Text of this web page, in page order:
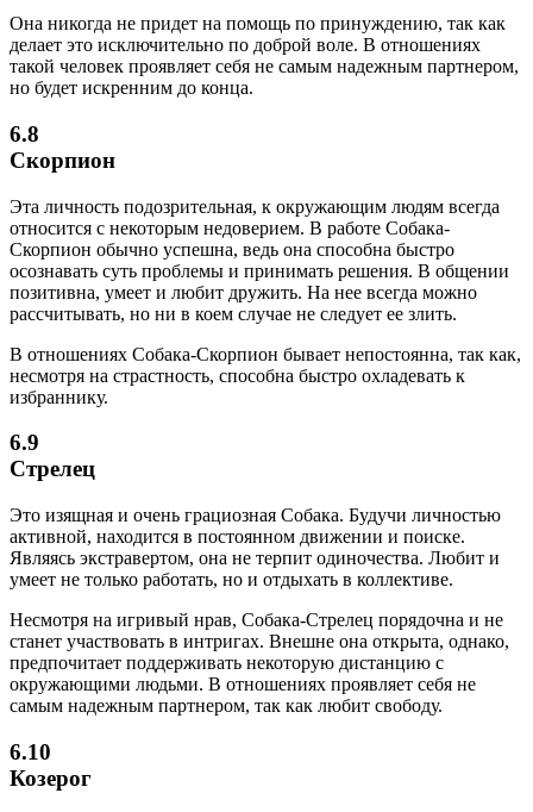
Она никогда не придет на помощь по принуждению, так как
делает это исключительно по доброй воле. В отношениях
такой человек проявляет себя не самым надежным партнером,
но будет искренним до конца.
6.8
Скорпион
Эта личность подозрительная, к окружающим людям всегда
относится с некоторым недоверием. В работе Собака-
Скорпион обычно успешна, ведь она способна быстро
осознавать суть проблемы и принимать решения. В общении
позитивна, умеет и любит дружить. На нее всегда можно
рассчитывать, но ни в коем случае не следует ее злить.
В отношениях Собака-Скорпион бывает непостоянна, так как,
несмотря на страстность, способна быстро охладевать к
избраннику.
6.9
Стрелец
Это изящная и очень грациозная Собака. Будучи личностью
активной, находится в постоянном движении и поиске.
Являясь экстравертом, она не терпит одиночества. Любит и
умеет не только работать, но и отдыхать в коллективе.
Несмотря на игривый нрав, Собака-Стрелец порядочна и не
станет участвовать в интригах. Внешне она открыта, однако,
предпочитает поддерживать некоторую дистанцию с
окружающими людьми. В отношениях проявляет себя не
самым надежным партнером, так как любит свободу.
6.10
Козерог